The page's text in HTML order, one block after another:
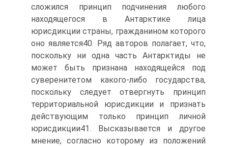
сложился принцип подчинения любого
находящегося в Антарктике лица
юрисдикции страны, гражданином которого
оно является40. Ряд авторов полагает, что,
поскольку ни одна часть Антарктиды не
может быть признана находящейся под
суверенитетом какого-либо государства,
поскольку следует отвергнуть принцип
территориальной юрисдикции и признать
действующим только принцип личной
юрисдикции41. Высказывается и другое
мнение, согласно которому из положений